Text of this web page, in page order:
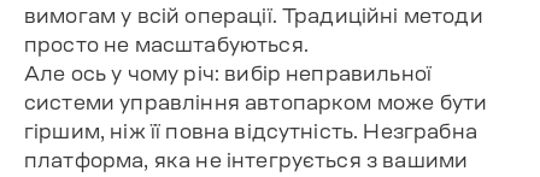
вимогам у всій операції. Традиційні методи
просто не масштабуються.
Але ось у чому річ: вибір неправильної
системи управління автопарком може бути
гіршим, ніж її повна відсутність. Незграбна
платформа, яка не інтегрується з вашими